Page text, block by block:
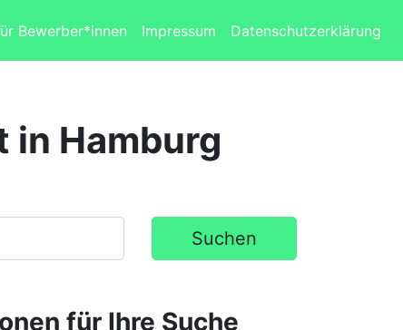
Bewerber*innen Impressum Datenschutzerklärung
in Hamburg
Suchen
für Ihre Suche